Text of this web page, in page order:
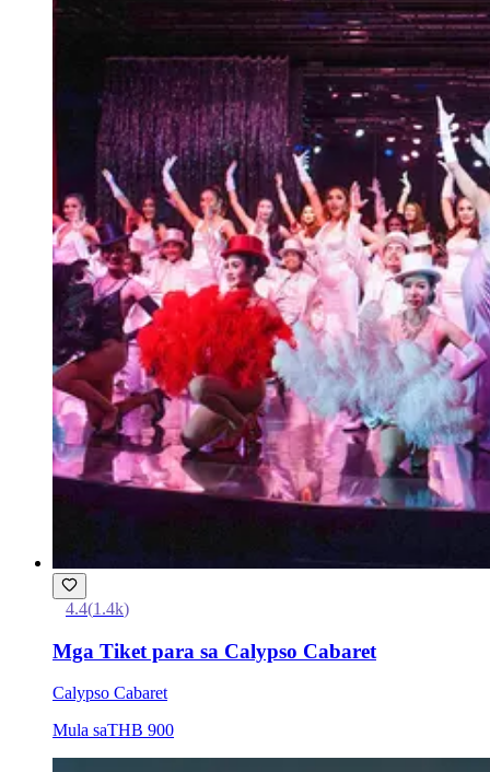
4.4(1.4k)
Mga Tiket para sa Calypso Cabaret
Calypso Cabaret
Mula saTHB 900